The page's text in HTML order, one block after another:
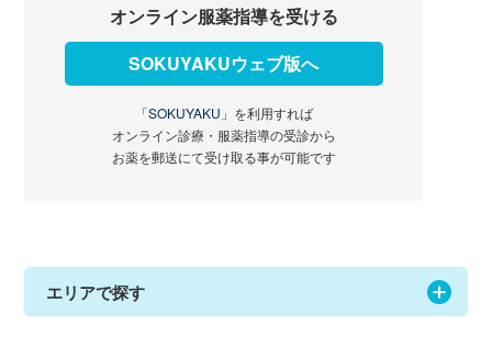
オンライン服薬指導を受ける
SOKUYAKUウェブ版へ
「SOKUYAKU」 を利用すれば
オンライン診療・服薬指導の受診から
お薬を郵送にて受け取る事が可能です
エリアで探す